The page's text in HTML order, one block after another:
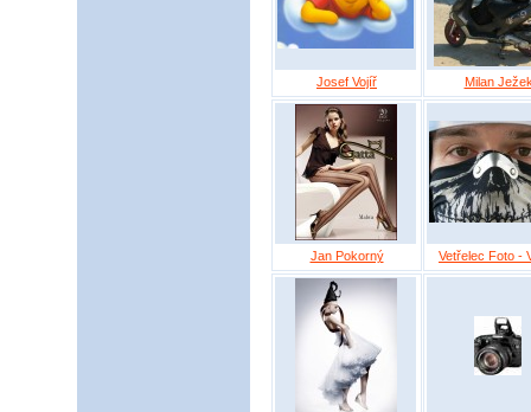
Josef Vojíř Milan
Jan Pokorný Vetřelec Foto -